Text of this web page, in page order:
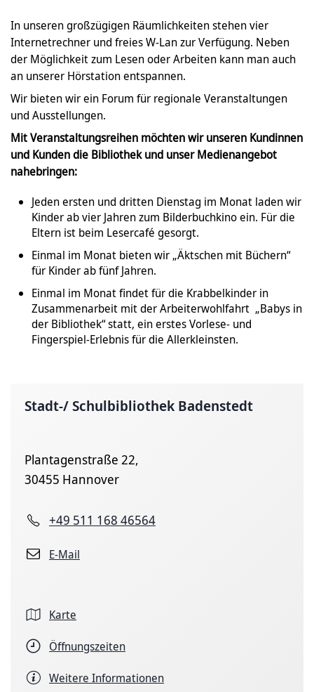
In unseren großzügigen Räumlichkeiten stehen vier
Internetrechner und freies W-Lan zur Verfügung. Neben
der Möglichkeit zum Lesen oder Arbeiten kann man auch
an unserer Hörstation entspannen.
Wir bieten wir ein Forum für regionale Veranstaltungen
und Ausstellungen.
Mit Veranstaltungsreihen möchten wir unseren Kundinnen
und Kunden die Bibliothek und unser Medienangebot
nahebringen:
Jeden ersten und dritten Dienstag im Monat laden wir
Kinder ab vier Jahren zum Bilderbuchkino ein. Für die
Eltern ist beim Lesercafé gesorgt.
Einmal im Monat bieten wir „Äktschen mit Büchern“
für Kinder ab fünf Jahren.
Einmal im Monat findet für die Krabbelkinder in
Zusammenarbeit mit der Arbeiterwohlfahrt „Babys in
der Bibliothek“ statt, ein erstes Vorlese- und
Fingerspiel-Erlebnis für die Allerkleinsten.
Stadt-/ Schulbibliothek Badenstedt
Plantagenstraße 22,
30455 Hannover
+49 511 168 46564
E-Mail
Karte
Öffnungszeiten
Weitere Informationen